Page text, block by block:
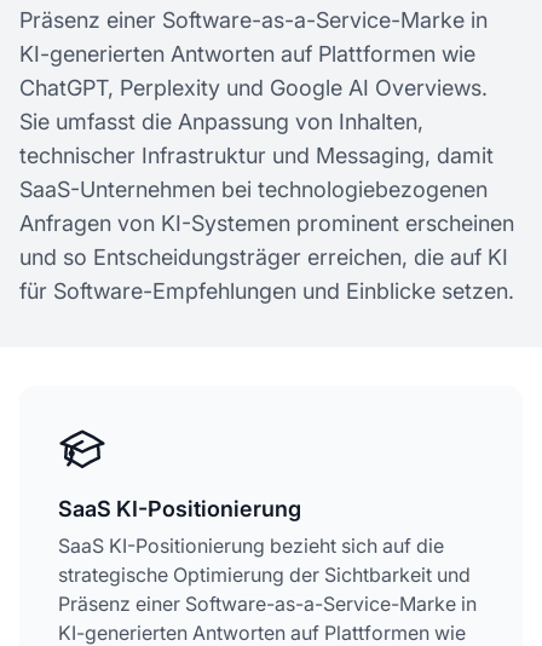
Präsenz einer Software-as-a-Service-Marke in
KI-generierten Antworten auf Plattformen wie
ChatGPT, Perplexity und Google AI Overviews.
Sie umfasst die Anpassung von Inhalten,
technischer Infrastruktur und Messaging, damit
SaaS-Unternehmen bei technologiebezogenen
Anfragen von KI-Systemen prominent erscheinen
und so Entscheidungsträger erreichen, die auf KI
für Software-Empfehlungen und Einblicke setzen.
SaaS KI-Positionierung
SaaS KI-Positionierung bezieht sich auf die
strategische Optimierung der Sichtbarkeit und
Präsenz einer Software-as-a-Service-Marke in
KI-generierten Antworten auf Plattformen wie